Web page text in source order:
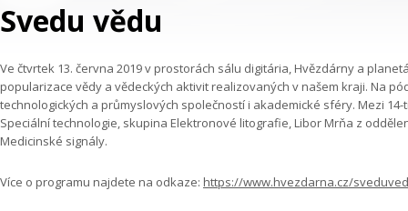
Svedu vědu
Ve čtvrtek 13. června 2019 v prostorách sálu digitária, Hvězdárny a
popularizace vědy a vědeckých aktivit realizovaných v našem kraji. Na
technologických a průmyslových společností i akademické sféry. Mezi
Speciální technologie, skupina Elektronové litografie, Libor Mrňa z
Medicinské signály.
Více o programu najdete na odkaze: https://www.hvezdarna.cz/